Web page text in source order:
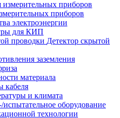
приборов
электроэнергии
для КИП
Детектор скрытой
заземления
материала
кабеля
и климата